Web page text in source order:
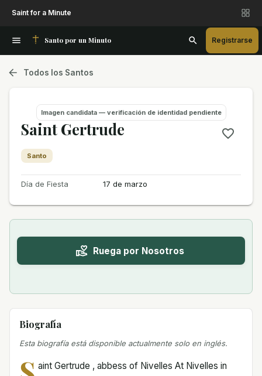
Saint for a Minute
Santo por un Minuto Registrarse
Todos los Santos
Imagen candidata — verificación de identidad pendiente
Saint Gertrude
Santo
Día de Fiesta 17 de marzo
Ruega por Nosotros
Biografía
Esta biografía está disponible actualmente solo en inglés.
aint Gertrude , abbess of Nivelles At Nivelles in